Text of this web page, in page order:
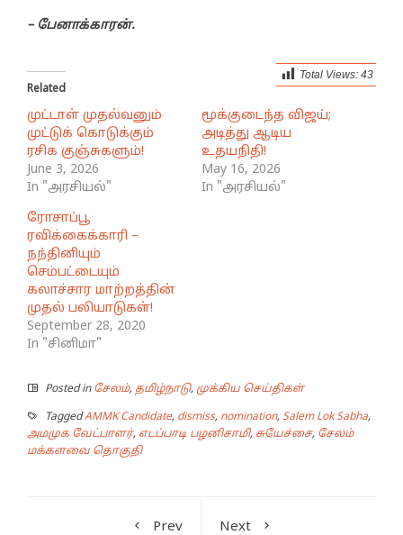
– பேனாக்காரன்.
Total Views: 43
Related
முட்டாள் முதல்வனும்
முட்டுக் கொடுக்கும்
ரசிக குஞ்சுகளும்!
June 3, 2026
In "அரசியல்"
மூக்குடைந்த விஜய்;
அடித்து ஆடிய
உதயநிதி!
May 16, 2026
In "அரசியல்"
ரோசாப்பூ
ரவிக்கைக்காரி –
நந்தினியும்
செம்பட்டையும்
கலாச்சார மாற்றத்தின்
முதல் பலியாடுகள்!
September 28, 2020
In "சினிமா"
Posted in சேலம், தமிழ்நாடு, முக்கிய செய்திகள்
TaggedAMMK Candidate, dismiss, nomination, Salem Lok Sabha,
அமமுக வேட்பாளர், எடப்பாடி பழனிசாமி, சுயேச்சை, சேலம்
மக்களவை தொகுதி
Prev
Next